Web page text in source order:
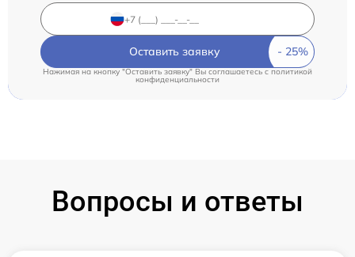
Оставить заявку
Нажимая на кнопку "Оставить заявку" Вы соглашаетесь cполитикой
конфиденциальности
Вопросы и ответы